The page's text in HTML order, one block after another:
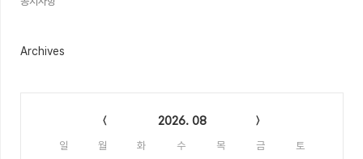
Archives
2026. 08
일 월 화 수 목 금 토